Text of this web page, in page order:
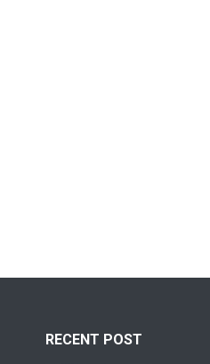
RECENT POST